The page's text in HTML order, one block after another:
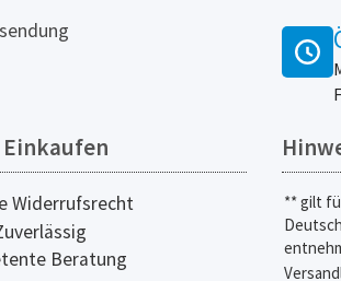
Einkaufen
Widerrufsrecht
Beratung
** gilt